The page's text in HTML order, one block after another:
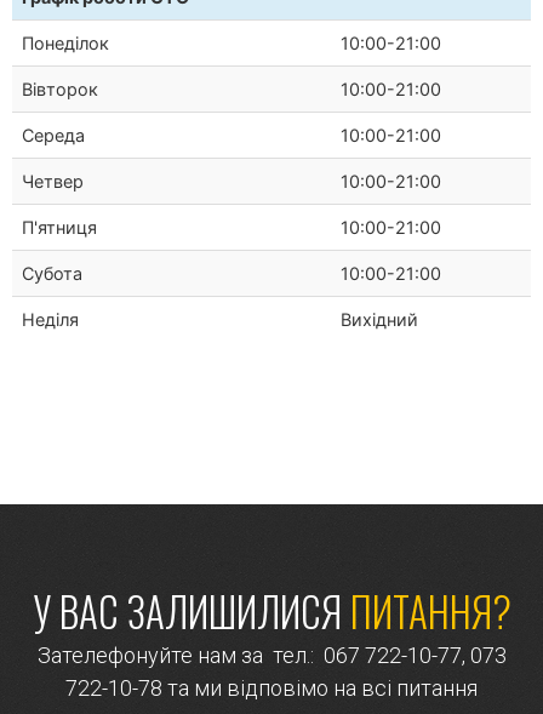
Понеділок 10:00-21:00
Вівторок 10:00-21:00
Середа 10:00-21:00
Четвер 10:00-21:00
П'ятниця 10:00-21:00
Субота 10:00-21:00
Неділя Вихідний
У ВАС ЗАЛИШИЛИСЯ ПИТАННЯ?
Зателефонуйте нам за тел.: 067 722-10-77, 073
722-10-78 та ми відповімо на всі питання